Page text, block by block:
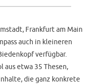
Frankfurt am Main
auch in kleineren
verfügbar.
aus etwa 35 Thesen,
die ganz konkrete